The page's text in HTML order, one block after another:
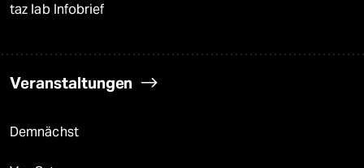
taz lab Infobrief
Veranstaltungen
Demnächst